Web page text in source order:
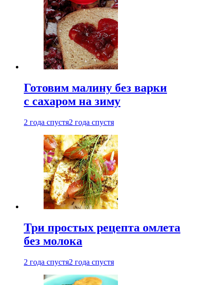
Готовим малину без варки
с сахаром на зиму
2 года спустя2 года спустя
Три простых рецепта омлета
без молока
2 года спустя2 года спустя